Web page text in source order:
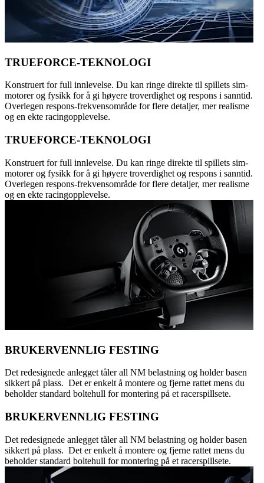
TRUEFORCE-TEKNOLOGI
Konstruert for full innlevelse. Du kan ringe direkte til spillets sim-
motorer og fysikk for å gi høyere troverdighet og respons i sanntid.
Overlegen respons-frekvensområde for flere detaljer, mer realisme
og en ekte racingopplevelse.
TRUEFORCE-TEKNOLOGI
Konstruert for full innlevelse. Du kan ringe direkte til spillets sim-
motorer og fysikk for å gi høyere troverdighet og respons i sanntid.
Overlegen respons-frekvensområde for flere detaljer, mer realisme
og en ekte racingopplevelse.
BRUKERVENNLIG FESTING
Det redesignede anlegget tåler all NM belastning og holder basen
sikkert på plass. Det er enkelt å montere og fjerne rattet mens du
beholder standard boltehull for montering på et racerspillsete.
BRUKERVENNLIG FESTING
Det redesignede anlegget tåler all NM belastning og holder basen
sikkert på plass. Det er enkelt å montere og fjerne rattet mens du
beholder standard boltehull for montering på et racerspillsete.